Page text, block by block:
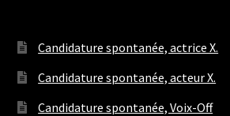
Candidature spontanée, actrice X.
Candidature spontanée, acteur X.
Candidature spontanée, Voix-Off